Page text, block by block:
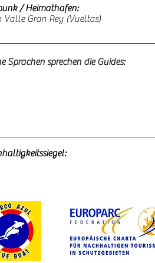
/ Heimathafen:
Valle Gran Rey (Vueltas)
Sprachen sprechen die Guides: